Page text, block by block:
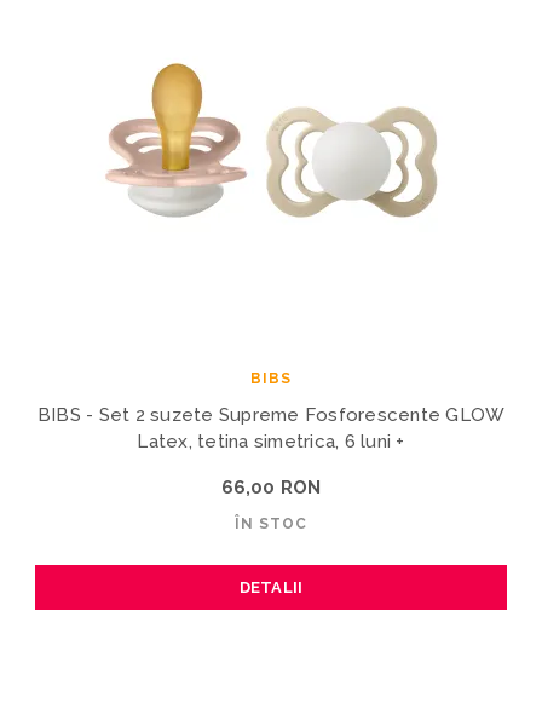
BIBS
BIBS - Set 2 suzete Supreme Fosforescente GLOW
Latex, tetina simetrica, 6 luni +
66,00 RON
ÎN STOC
DETALII